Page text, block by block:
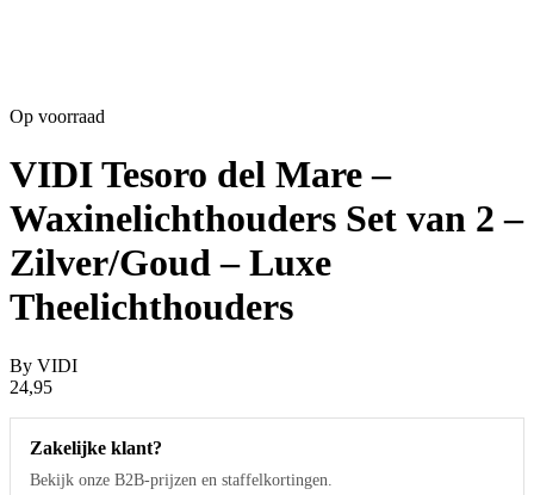
Op voorraad
VIDI Tesoro del Mare –
Waxinelichthouders Set van 2 –
Zilver/Goud – Luxe
Theelichthouders
By VIDI
24,95
Zakelijke klant?
Bekijk onze B2B-prijzen en staffelkortingen.